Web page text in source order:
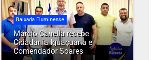
Baixada Fluminense
Márcio Canella recebe
Cidadania Iguaçuana e
Comendador Soares